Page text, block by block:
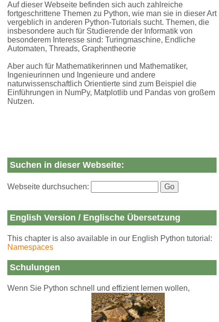
Auf dieser Webseite befinden sich auch zahlreiche
fortgeschrittene Themen zu Python, wie man sie in dieser Art
vergeblich in anderen Python-Tutorials sucht. Themen, die
insbesondere auch für Studierende der Informatik von
besonderem Interesse sind: Turingmaschine, Endliche
Automaten, Threads, Graphentheorie
Aber auch für Mathematikerinnen und Mathematiker,
Ingenieurinnen und Ingenieure und andere
naturwissenschaftlich Orientierte sind zum Beispiel die
Einführungen in NumPy, Matplotlib und Pandas von großem
Nutzen.
Suchen in dieser Webseite:
Webseite durchsuchen:
English Version / Englische Übersetzung
This chapter is also available in our English Python tutorial:
Namespaces
Schulungen
Wenn Sie Python schnell und effizient lernen wollen,